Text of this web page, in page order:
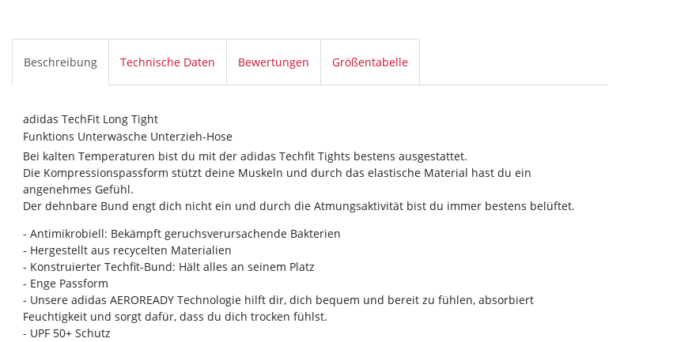
Beschreibung Technische Daten Bewertungen Größentabelle
adidas TechFit Long Tight
Funktions Unterwäsche Unterzieh-Hose
Bei kalten Temperaturen bist du mit der adidas Techfit Tights bestens ausgestattet.
Die Kompressionspassform stützt deine Muskeln und durch das elastische Material hast du ein
angenehmes Gefühl.
Der dehnbare Bund engt dich nicht ein und durch die Atmungsaktivität bist du immer bestens belüftet.
- Antimikrobiell: Bekämpft geruchsverursachende Bakterien
- Hergestellt aus recycelten Materialien
- Konstruierter Techfit-Bund: Hält alles an seinem Platz
- Enge Passform
- Unsere adidas AEROREADY Technologie hilft dir, dich bequem und bereit zu fühlen, absorbiert
Feuchtigkeit und sorgt dafür, dass du dich trocken fühlst.
- UPF 50+ Schutz